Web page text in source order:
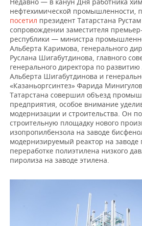
нефтехимической промышленности,
посетил президент Татарстана
сопровождении заместителя
республики — министра
Альберта Каримова, генерального
Руслана Шигабутдинова, главного
генерального директора по
Альберта Шигабутдинова и
«Казаньоргсинтез» Фарида
Татарстана совершил объезд
предприятия, особое внимание
модернизации и строительства. Он
строительную площадку нового
изопропилбензола на заводе
модернизируемый реактор на заводе
переработке полиэтилена низкого
пиролиза на заводе этилена.